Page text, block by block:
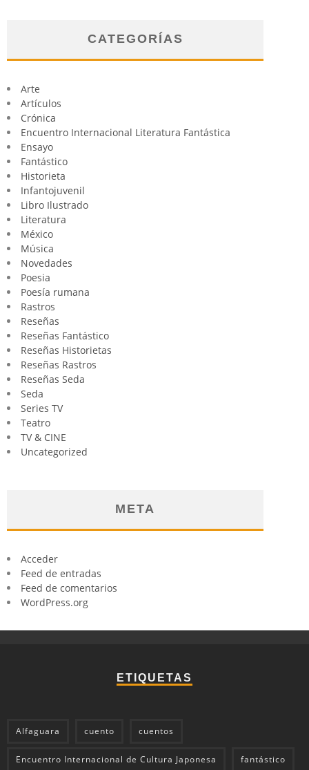
CATEGORÍAS
Arte
Artículos
Crónica
Encuentro Internacional Literatura Fantástica
Ensayo
Fantástico
Historieta
Infantojuvenil
Libro Ilustrado
Literatura
México
Música
Novedades
Poesia
Poesía rumana
Rastros
Reseñas
Reseñas Fantástico
Reseñas Historietas
Reseñas Rastros
Reseñas Seda
Seda
Series TV
Teatro
TV & CINE
Uncategorized
META
Acceder
Feed de entradas
Feed de comentarios
WordPress.org
ETIQUETAS
Alfaguara cuento cuentos
Encuentro Internacional de Cultura Japonesa fantástico